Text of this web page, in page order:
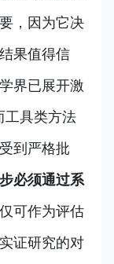
，因为它决
果值得信
界已展开激
工具类方法
到严格批
必须通过系
可作为评估
证研究的对